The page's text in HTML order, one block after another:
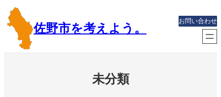
容
佐野市を考えよう。
お問い合わせ
未分類